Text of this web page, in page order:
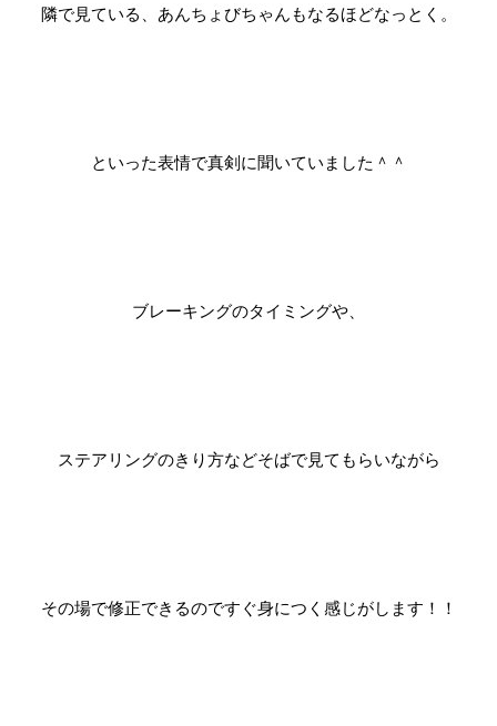
隣で見ている、あんちょびちゃんもなるほどなっとく。
といった表情で真剣に聞いていました＾＾
ブレーキングのタイミングや、
ステアリングのきり方などそばで見てもらいながら
その場で修正できるのですぐ身につく感じがします！！